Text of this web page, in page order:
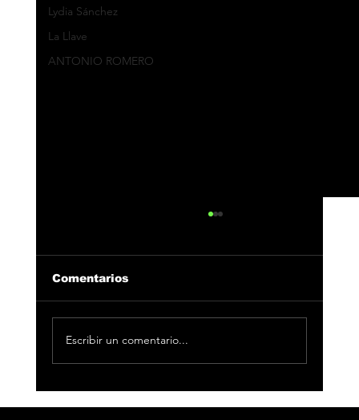
Lydia Sánchez
La Llave
ANTONIO ROMERO
Comentarios
Escribir un comentario...